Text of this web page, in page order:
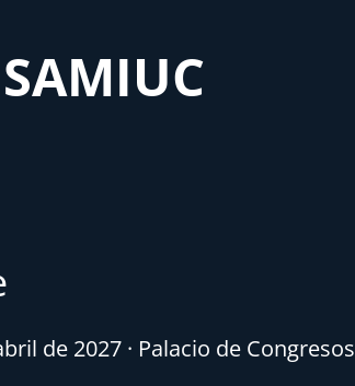
de 2027 · Palacio de Congresos